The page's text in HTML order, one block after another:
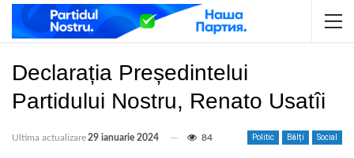
Declarația Președintelui
Partidului Nostru, Renato Usatîi
Politic Bălți Social
Ultima actualizare29 ianuarie 2024 84